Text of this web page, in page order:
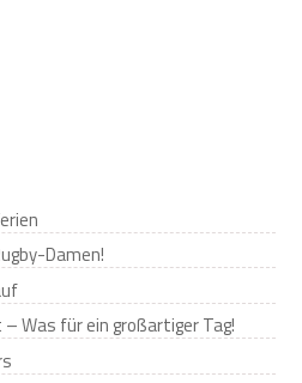
Damen!
Was für ein großartiger Tag!